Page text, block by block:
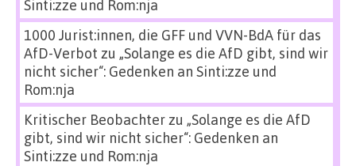
Sinti:zze und Rom:nja
1000 Jurist:innen, die GFF und VVN-BdA für das
AfD-Verbot zu „Solange es die AfD gibt, sind wir
nicht sicher“: Gedenken an Sinti:zze und
Rom:nja
Kritischer Beobachterzu „Solange es die AfD
gibt, sind wir nicht sicher“: Gedenken an
Sinti:zze und Rom:nja